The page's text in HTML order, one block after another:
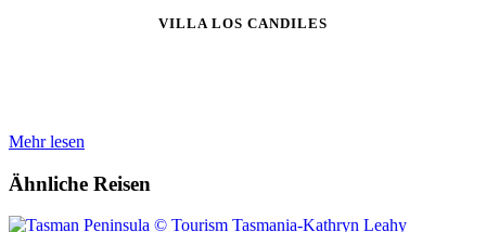
VILLA LOS CANDILES
Mehr lesen
Ähnliche Reisen